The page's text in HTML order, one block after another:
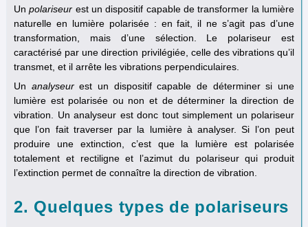
Unpolariseur est un dispositif capable de transformer la lumière
naturelle en lumière polarisée : en fait, il ne s’agit pas d’une
transformation, mais d’une sélection. Le polariseur est
caractérisé par une direction privilégiée, celle des vibrations qu’il
transmet, et il arrête les vibrations perpendiculaires.
Un analyseurest un dispositif capable de déterminer si une
lumière est polarisée ou non et de déterminer la direction de
vibration. Un analyseur est donc tout simplement un polariseur
que l’on fait traverser par la lumière à analyser. Si l’on peut
produire une extinction, c’est que la lumière est polarisée
totalement et rectiligne et l’azimut du polariseur qui produit
l’extinction permet de connaître la direction de vibration.
2. Quelques types de polariseurs